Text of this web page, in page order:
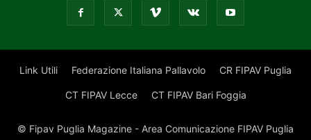
Link Utili Federazione Italiana Pallavolo CR FIPAV Puglia
CT FIPAV Lecce CT FIPAV Bari Foggia
© Fipav Puglia Magazine - Area Comunicazione FIPAV Puglia